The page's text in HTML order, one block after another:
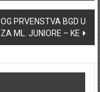
PRVENSTVA BGD U
ML. JUNIORE – KE